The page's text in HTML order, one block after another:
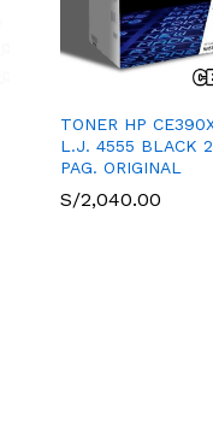
TONER HP
L.J. 4555 BLACK
PAG. ORIGINAL
S/2,040.00